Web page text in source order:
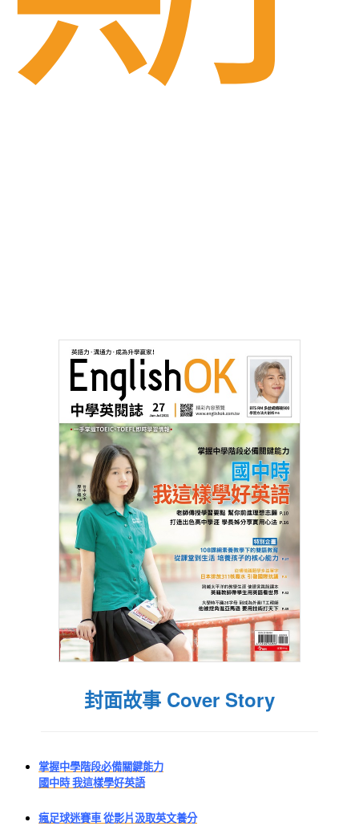
封面故事 Cover Story
掌握中學階段必備關鍵能力
國中時 我這樣學好英語
瘋足球迷賽車 從影片汲取英文養分